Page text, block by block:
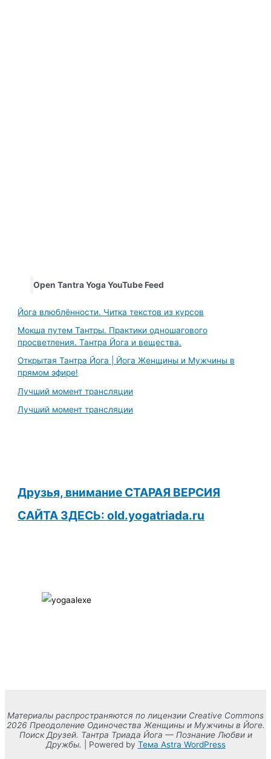
Open Tantra Yoga YouTube Feed
Йога влюблённости. Читка текстов из курсов
Мокша путем Тантры. Практики одношагового
просветления. Тантра Йога и вещества.
Открытая Тантра Йога | Йога Женщины и Мужчины в
прямом эфире!
Лучший момент трансляции
Лучший момент трансляции
Друзья, внимание СТАРАЯ ВЕРСИЯ
САЙТА ЗДЕСЬ: old.yogatriada.ru
Материалы распространяются по лицензии Creative Commons
2026 Преодоление Одиночества Женщины и Мужчины в Йоге.
Поиск Друзей. Тантра Триада Йога — Познание Любви и
Дружбы. | Powered by Тема Astra WordPress